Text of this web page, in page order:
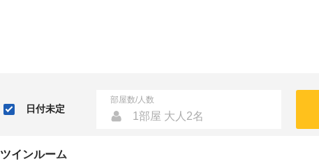
日付未定
部屋数/人数
1部屋 大人2名
ツインルーム